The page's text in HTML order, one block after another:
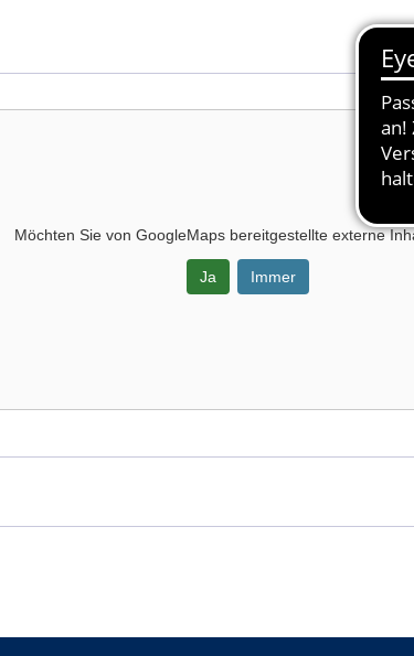
Möchten Sie vonGoogleMaps bereitgestellte externe
Ja Immer